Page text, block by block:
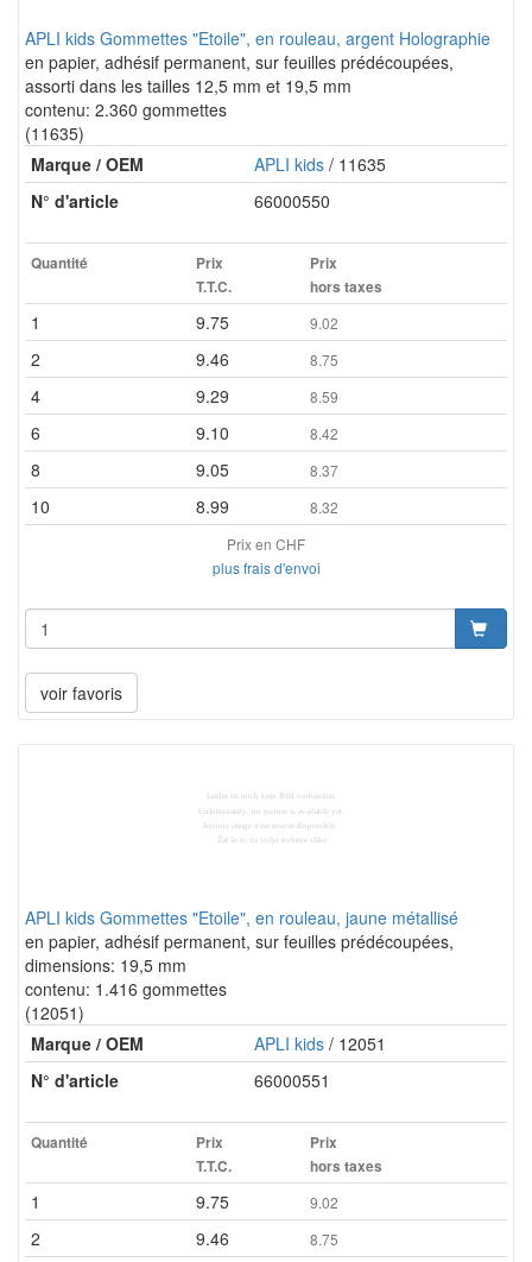
APLI kids Gommettes "Etoile", en rouleau, argent Holographie
en papier, adhésif permanent, sur feuilles prédécoupées,
assorti dans les tailles 12,5 mm et 19,5 mm
contenu: 2.360 gommettes
(11635)
Marque / OEM
APLI kids / 11635
N° d'article
66000550
Quantité
Prix
T.T.C.
Prix
hors taxes
1 9.75 9.02
2 9.46 8.75
4 9.29 8.59
6 9.10 8.42
8 9.05 8.37
10 8.99
8.32
Prix en CHF
plus frais d'envoi
voir favoris
APLI kids Gommettes "Etoile", en rouleau, jaune métallisé
en papier, adhésif permanent, sur feuilles prédécoupées,
dimensions: 19,5 mm
contenu: 1.416 gommettes
(12051)
Marque / OEM
APLI kids / 12051
N° d'article
66000551
Quantité
Prix
T.T.C.
Prix
hors taxes
1 9.75 9.02
2 9.46 8.75